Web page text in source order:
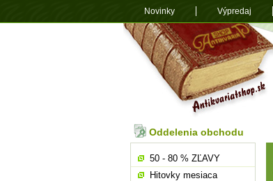
Oddelenia obchodu
50 - 80 % ZĽAVY
Hitovky mesiaca
Novinky Výpredaj